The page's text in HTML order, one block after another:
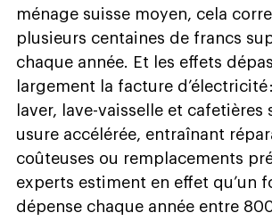
ménage suisse moyen, cela
plusieurs centaines de francs
chaque année. Et les effets
largement la facture d’électricité
laver, lave-vaisselle et cafetières
usure accélérée, entraînant
coûteuses ou remplacements
experts estiment en effet qu’un
dépense chaque année entre